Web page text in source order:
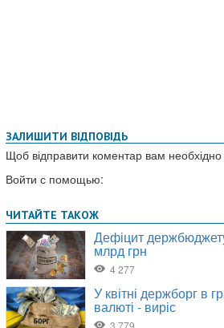
ЗАЛИШИТИ ВІДПОВІДЬ
Щоб відправити коментар вам необхідно
Войти с помощью: